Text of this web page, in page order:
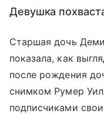
Девушка
Старшая дочь
показала, как
после рождения
снимком Румер
подписчиками